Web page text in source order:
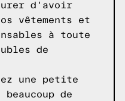
d'avoir
vêtements et
à toute
de
une petite
de